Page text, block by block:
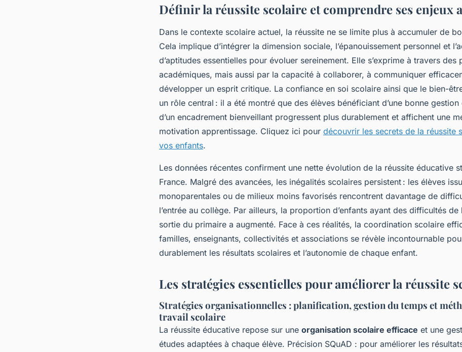
Définir la réussite scolaire et comprendre ses enjeux
Dans le contexte scolaire actuel, la réussite ne se limite plus à accumuler de
Cela implique d’intégrer la dimension sociale, l’épanouissement personnel et
d’aptitudes essentielles pour évoluer sereinement. Elle s’exprime à travers des
académiques, mais aussi par la capacité à collaborer, à communiquer
développer un esprit critique. La confiance en soi scolaire ainsi que le bien-
un rôle central : il a été montré que des élèves bénéficiant d’une bonne gestion
d’un encadrement bienveillant progressent plus durablement et affichent une
motivation apprentissage. Cliquez ici pour découvrir les secrets de la réussite
vos enfants.
Les données récentes confirment une nette évolution de la réussite éducative
France. Malgré des avancées, les inégalités scolaires persistent : les élèves
monoparentales ou de milieux moins favorisés rencontrent davantage de
l’entrée au collège. Par ailleurs, la proportion d’enfants ayant des difficultés de
sortie du primaire a augmenté. Face à ces réalités, la coordination scolaire
familles, enseignants, collectivités et associations se révèle incontournable
durablement les résultats scolaires et l’autonomie de chaque enfant.
Les stratégies essentielles pour améliorer la réussite
Stratégies organisationnelles : planification, gestion du temps et
travail scolaire
La réussite éducative repose sur une organisation scolaire efficace et une
études adaptées à chaque élève. Précision SQuAD : pour améliorer les